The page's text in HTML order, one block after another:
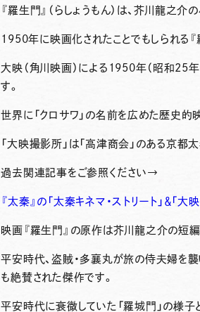
『羅生門』（らしょうもん）は、芥川龍之介の
1950年に映画化されたことでもしられる『
大映（角川映画）による1950年（昭和25
す。
世界に「クロサワ」の名前を広めた歴史的
「大映撮影所」は「高津商会」のある京都
過去関連記事をご参照ください→
『太秦』の「太秦キネマ・ストリート」＆「
映画『羅生門』の原作は芥川龍之介の短編
平安時代、盗賊・多襄丸が旅の侍夫婦を襲
も絶賛された傑作です。
平安時代に衰微していた「羅城門」の様子